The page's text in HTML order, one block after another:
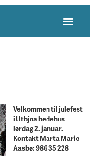
Velkommen til julefest
i Utbjoa bedehus
lørdag 2. januar.
Kontakt Marta Marie
Aasbø: 986 35 228